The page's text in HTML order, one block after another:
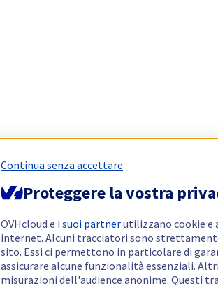
Continua senza accettare
Proteggere la vostra
OVHcloud e i suoi partnerutilizzano cookie
internet. Alcuni tracciatori sono
sito. Essi ci permettono in particolare di
assicurare alcune funzionalità essenziali.
misurazioni dell'audience anonime. Questi